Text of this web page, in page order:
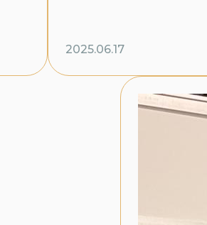
2025.06.17